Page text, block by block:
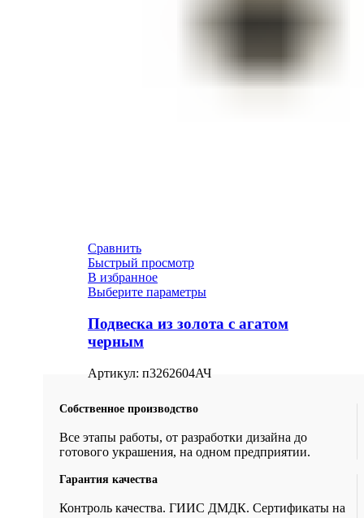
Сравнить
Быстрый просмотр
В избранное
Выберите параметры
Подвеска из золота с агатом
черным
Артикул: п3262604АЧ
Собственное производство
Все этапы работы, от разработки дизайна до
готового украшения, на одном предприятии.
Гарантия качества
Контроль качества. ГИИС ДМДК. Сертификаты на